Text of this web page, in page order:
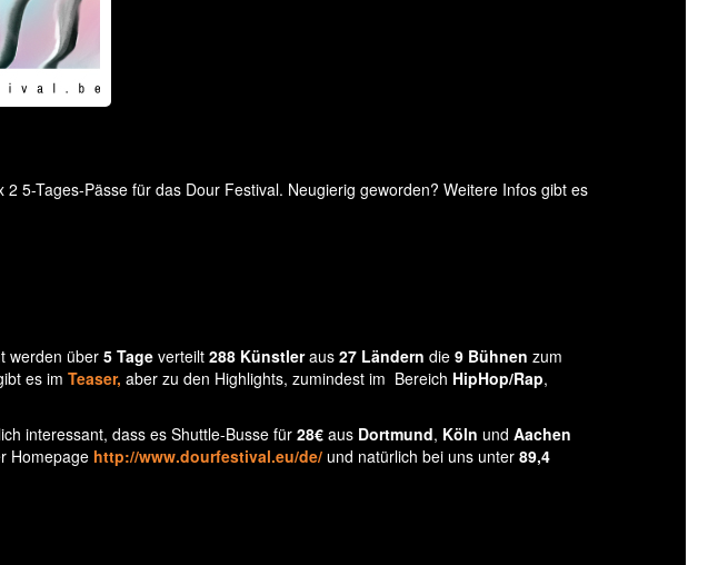
5-Tages-Pässe für das Dour Festival. Neugierig geworden? Weitere Infos gibt es
werden über5 Tage verteilt 288 Künstleraus 27 Ländern die 9 Bühnen zum
es im Teaser, aber zu den Highlights, zumindest im Bereich HipHop/Rap,
interessant, dass es Shuttle-Busse für 28€ aus Dortmund, Köln und Aachen
Homepage http://www.dourfestival.eu/de/ und natürlich bei uns unter 89,4